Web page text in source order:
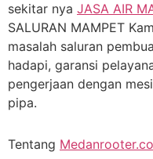
sekitar nya JASA AIR
SALURAN MAMPET
masalah saluran
hadapi, garansi
pengerjaan dengan
pipa.
Tentang